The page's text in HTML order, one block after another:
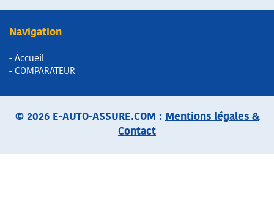
Navigation
- Accueil
- COMPARATEUR
© 2026 E-AUTO-ASSURE.COM : Mentions légales &
Contact